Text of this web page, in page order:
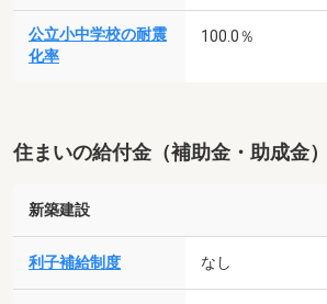
公立小中学校の耐震
化率
100.0％
住まいの給付金（補助金・助成金）
新築建設
利子補給制度 なし